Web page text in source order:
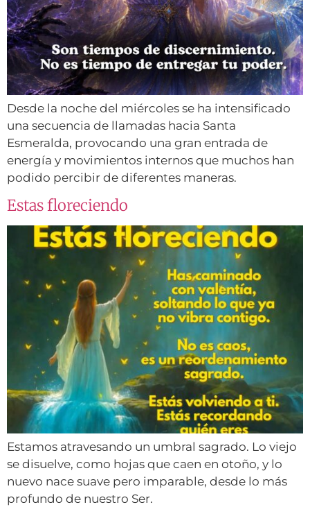
Desde la noche del miércoles se ha intensificado
una secuencia de llamadas hacia Santa
Esmeralda, provocando una gran entrada de
energía y movimientos internos que muchos han
podido percibir de diferentes maneras.
Estas floreciendo
Estamos atravesando un umbral sagrado. Lo viejo
se disuelve, como hojas que caen en otoño, y lo
nuevo nace suave pero imparable, desde lo más
profundo de nuestro Ser.